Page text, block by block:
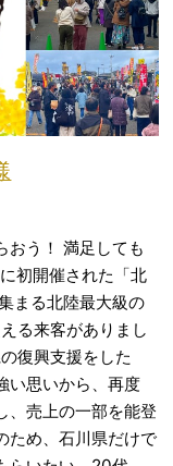
おう！ 満足しても
初開催された「北
まる北陸最大級の
る来客がありまし
復興支援をした
い思いから、再度
、売上の一部を能登
ため、石川県だけで